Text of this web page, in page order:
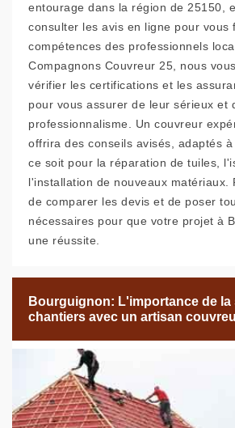
entourage dans la région de 25150,
consulter les avis en ligne pour vous
compétences des professionnels
Compagnons Couvreur 25, nous
vérifier les certifications et les
pour vous assurer de leur sérieux et
professionnalisme. Un couvreur
offrira des conseils avisés, adaptés
ce soit pour la réparation de tuiles,
l'installation de nouveaux matériaux.
de comparer les devis et de poser
nécessaires pour que votre projet à
une réussite.
Bourguignon: L'importance de la
chantiers avec un artisan